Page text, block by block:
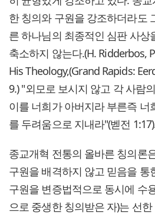
한 칭의와 구원을 강조하더라도
른 하나님의 최종적인 심판 사상
축소하지 않는다.(H. Ridderbos,
His Theology,(Grand Rapids:
9.) "외모로 보시지 않고 각 사람
이를 너희가 아버지라 부른즉 너
를 두려움으로 지내라"(벧전
종교개혁 전통의 올바른 칭의론
구원을 배격하지 않고 믿음을 통
구원을 변증법적으로 동시에 수
으로 중생한 칭의받은 자)는 선